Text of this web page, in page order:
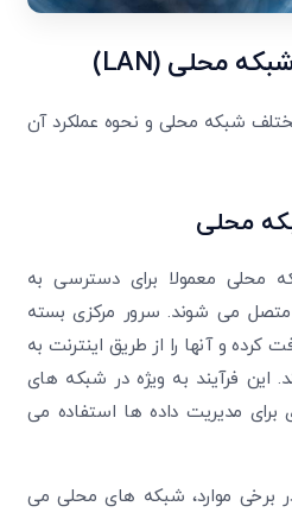
شبکه محلی (LAN)
شبکه محلی و نحوه عملکرد آن
محلی
محلی معمولا برای دسترسی به
می شوند. سرور مرکزی بسته
کرده و آنها را از طریق اینترنت به
این فرآیند به ویژه در شبکه های
برای مدیریت داده ها استفاده می
برخی موارد، شبکه های محلی میتایید کد